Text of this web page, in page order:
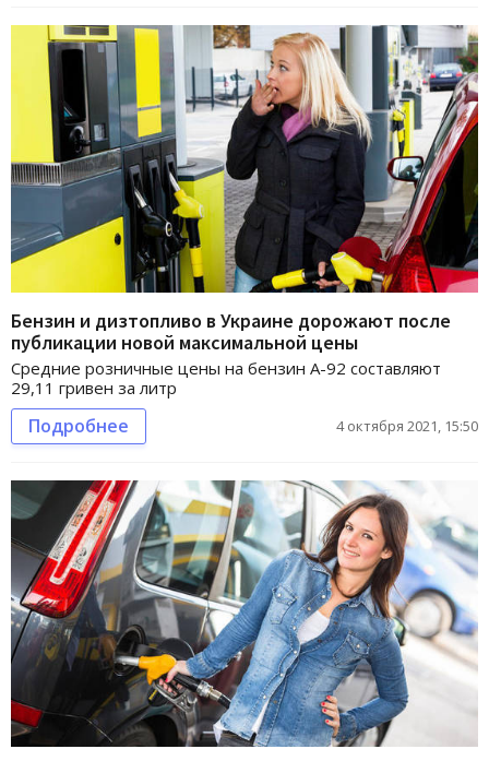
Бензин и дизтопливо в Украине дорожают после
публикации новой максимальной цены
Средние розничные цены на бензин А-92 составляют
29,11 гривен за литр
Подробнее 4 октября 2021, 15:50